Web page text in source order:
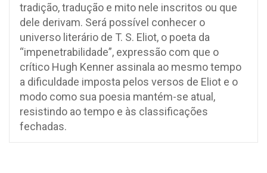
tradição, tradução e mito nele inscritos ou que
dele derivam. Será possível conhecer o
universo literário de T. S. Eliot, o poeta da
“impenetrabilidade”, expressão com que o
crítico Hugh Kenner assinala ao mesmo tempo
a dificuldade imposta pelos versos de Eliot e o
modo como sua poesia mantém-se atual,
resistindo ao tempo e às classificações
fechadas.